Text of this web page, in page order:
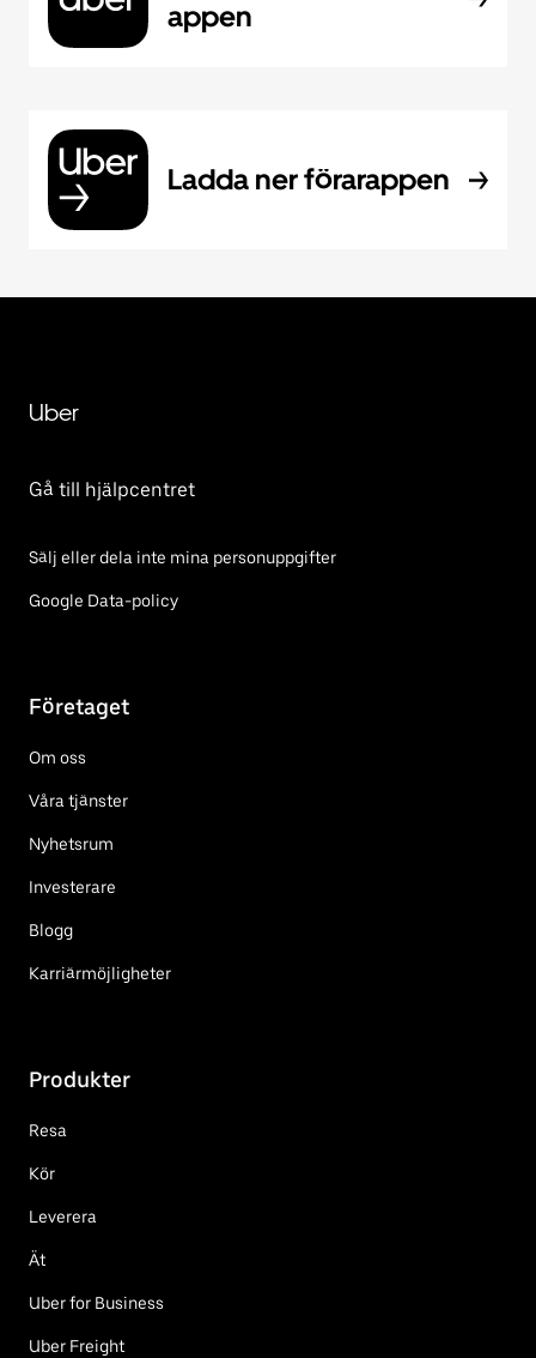
appen
Ladda ner förarappen
Uber
Gå till hjälpcentret
Sälj eller dela inte mina personuppgifter
Google Data-policy
Företaget
Om oss
Våra tjänster
Nyhetsrum
Investerare
Blogg
Karriärmöjligheter
Produkter
Resa
Kör
Leverera
Ät
Uber for Business
Uber Freight